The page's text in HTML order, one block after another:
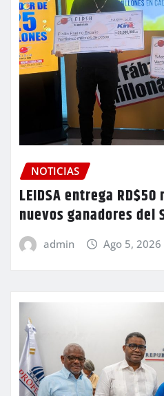
NOTICIAS
LEIDSA entrega
nuevos ganadores del
admin Ago 5, 2026